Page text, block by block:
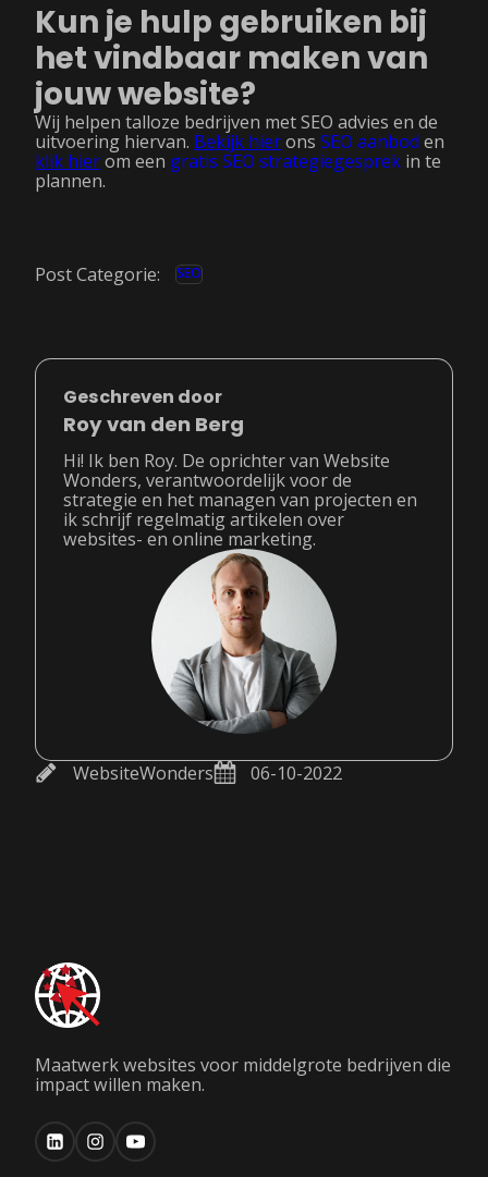
WebsiteWonders 06-10-2022
Kun je hulp gebruiken bij
het vindbaar maken van
jouw website?
Wij helpen talloze bedrijven met SEO advies en de
uitvoering hiervan. Bekijk hierons SEO aanbod en
klik hierom een gratis SEO strategiegesprek in te
plannen.
Post Categorie: SEO
Geschreven door
Roy van den Berg
Hi! Ik ben Roy. De oprichter van Website
Wonders, verantwoordelijk voor de
strategie en het managen van projecten en
ik schrijf regelmatig artikelen over
websites- en online marketing.
Maatwerk websites voor middelgrote bedrijven die
impact willen maken.